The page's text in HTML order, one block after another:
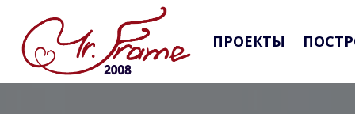
ПРОЕКТЫ